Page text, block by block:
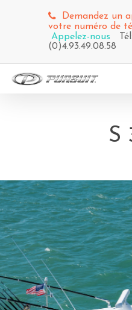
Demandez un
votre numéro de
Appelez-nous
(0)4.93.49.08.58
S